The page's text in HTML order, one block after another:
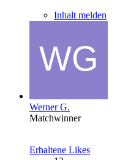
Inhalt melden
Werner G.
Matchwinner
Erhaltene Likes